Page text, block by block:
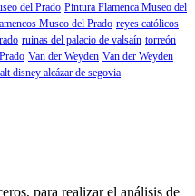
del Prado Pintura Flamenca Museo del
Museo del Prado reyes católicos
ruinas del palacio de valsaín torreón
Van der Weyden Van der Weyden
disney alcázar de segovia
para realizar el análisis de